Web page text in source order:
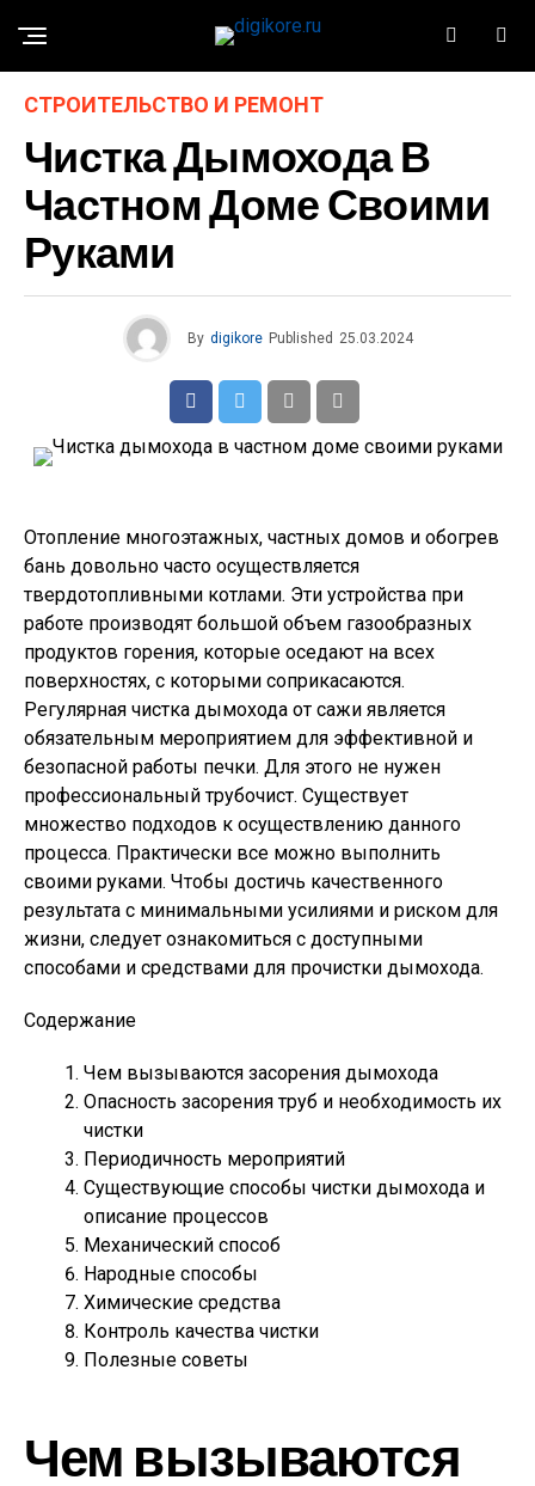
СТРОИТЕЛЬСТВО И РЕМОНТ
Чистка Дымохода В
Частном Доме Своими
Руками
By digikore Published 25.03.2024
Отопление многоэтажных, частных домов и обогрев
бань довольно часто осуществляется
твердотопливными котлами. Эти устройства при
работе производят большой объем газообразных
продуктов горения, которые оседают на всех
поверхностях, с которыми соприкасаются.
Регулярная чистка дымохода от сажи является
обязательным мероприятием для эффективной и
безопасной работы печки. Для этого не нужен
профессиональный трубочист. Существует
множество подходов к осуществлению данного
процесса. Практически все можно выполнить
своими руками. Чтобы достичь качественного
результата с минимальными усилиями и риском для
жизни, следует ознакомиться с доступными
способами и средствами для прочистки дымохода.
Содержание
Чем вызываются засорения дымохода
Опасность засорения труб и необходимость их
чистки
Периодичность мероприятий
Существующие способы чистки дымохода и
описание процессов
Механический способ
Народные способы
Химические средства
Контроль качества чистки
Полезные советы
Чем вызываются